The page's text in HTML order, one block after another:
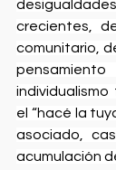
crecientes,
comunitario,
el “hacé la
asociado,
acumulación